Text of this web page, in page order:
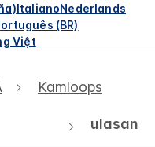
ItalianoNederlands
(BR)
Việt
Kamloops
ulasan